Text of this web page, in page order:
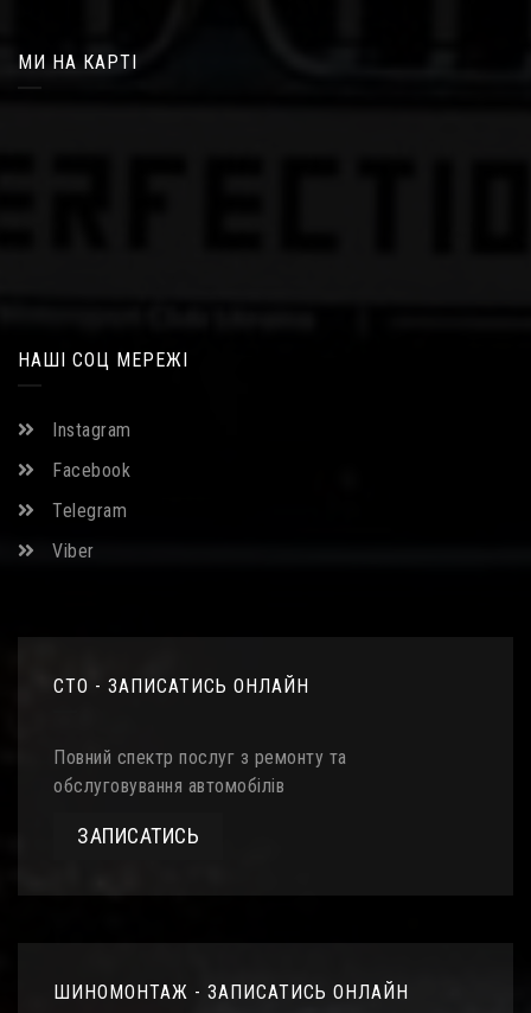
МИ НА КАРТІ
НАШІ СОЦ МЕРЕЖІ
Instagram
Facebook
Telegram
Viber
СТО - ЗАПИСАТИСЬ ОНЛАЙН
Повний спектр послуг з ремонту та
обслуговування автомобілів
ЗАПИСАТИСЬ
ШИНОМОНТАЖ - ЗАПИСАТИСЬ ОНЛАЙН